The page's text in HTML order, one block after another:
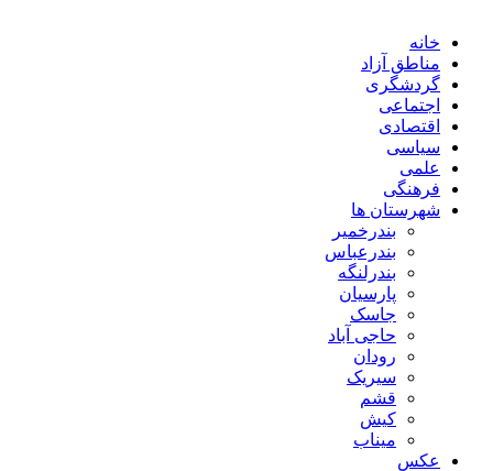
خانه
مناطق آزاد
گردشگری
اجتماعی
اقتصادی
سیاسی
علمی
فرهنگی
شهرستان ها
بندرخمیر
بندرعباس
بندرلنگه
پارسیان
جاسک
حاجی آباد
رودان
سیریک
قشم
کیش
میناب
عکس